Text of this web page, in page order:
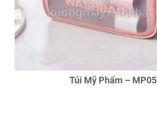
Túi Mỹ Phẩm – MP05